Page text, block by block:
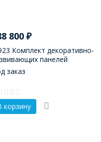
800₽
Комплект декоративно-
панелей
Север"
заказ
корзину